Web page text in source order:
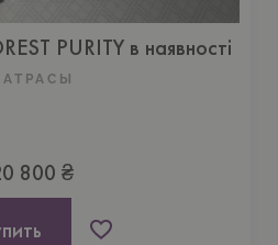
PURITY в наявності
800 ₴